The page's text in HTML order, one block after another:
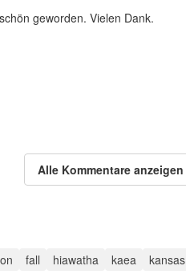
geworden. Vielen Dank.
Alle Kommentare anzeigen
fall hiawatha kaea kansas